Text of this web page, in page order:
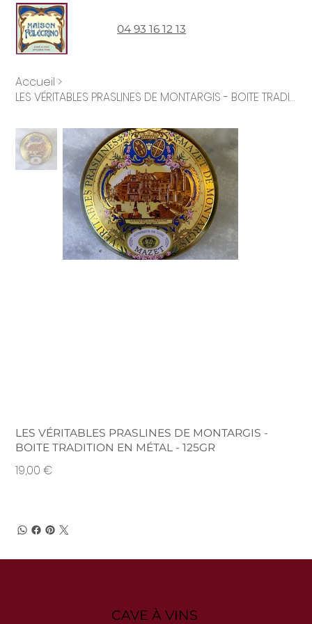
04 93 16 12 13
Accueil >
LES VÉRITABLES PRASLINES DE MONTARGIS - BOITE TRADITION EN MÉTAL - 125GR
LES VÉRITABLES PRASLINES DE MONTARGIS -
BOITE TRADITION EN MÉTAL - 125GR
Prix
19,00 €
CAVE À VINS